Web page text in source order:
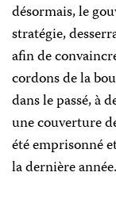
désormais, le
stratégie,
afin de
cordons de la
dans le passé, à
une couverture
été emprisonné
la dernière année.